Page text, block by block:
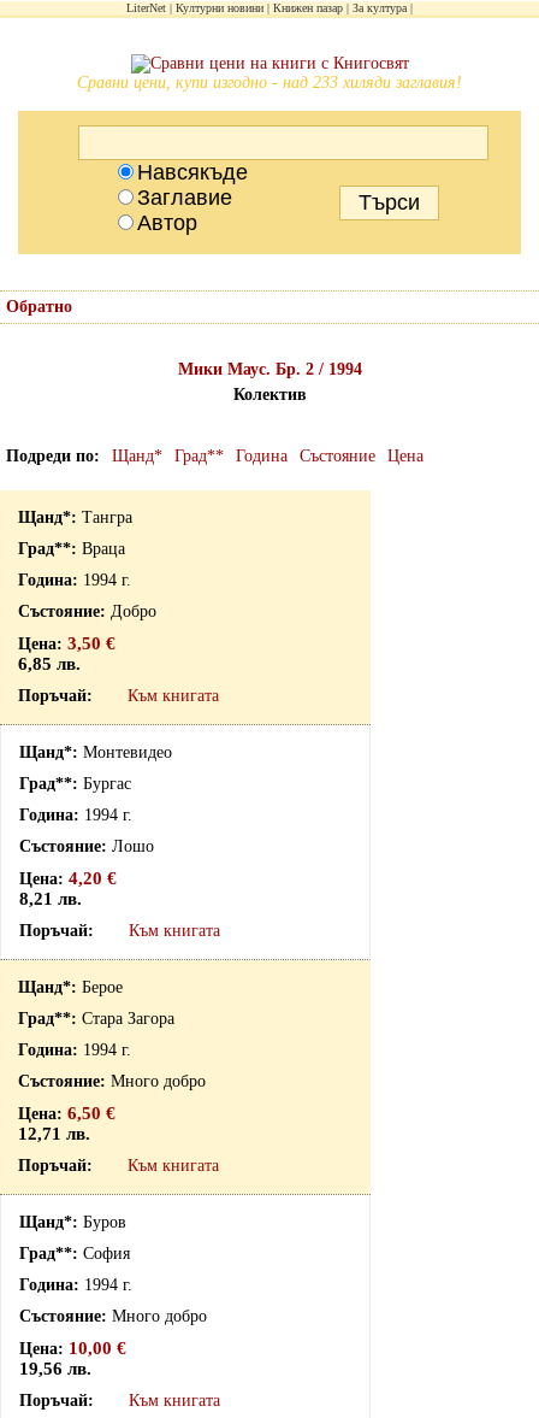
LiterNet Културни новини Книжен пазар За култура
Сравни цени, купи изгодно - над 233 хиляди заглавия!
Навсякъде
Заглавие
Автор
Обратно
Мики Маус. Бр. 2 / 1994
Колектив
Подреди по Щанд* Град** Година Състояние Цена
Тангра
Враца
1994 г.
Добро
3,50 €
6,85 лв.
Към книгата
Монтевидео
Бургас
1994 г.
Лошо
4,20 €
8,21 лв.
Към книгата
Берое
Стара Загора
1994 г.
Много добро
6,50 €
12,71 лв.
Към книгата
Буров
София
1994 г.
Много добро
10,00 €
19,56 лв.
Към книгата